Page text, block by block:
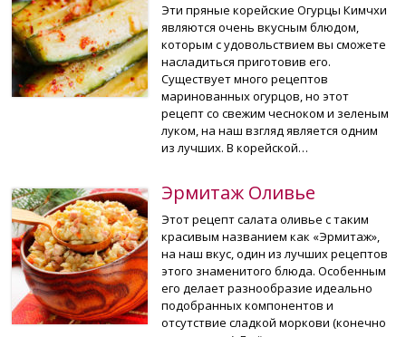
Эти пряные корейские Огурцы Кимчхи
являются очень вкусным блюдом,
которым с удовольствием вы сможете
насладиться приготовив его.
Существует много рецептов
маринованных огурцов, но этот
рецепт со свежим чесноком и зеленым
луком, на наш взгляд является одним
из лучших. В корейской…
Эрмитаж Оливье
Этот рецепт салата оливье с таким
красивым названием как «Эрмитаж»,
на наш вкус, один из лучших рецептов
этого знаменитого блюда. Особенным
его делает разнообразие идеально
подобранных компонентов и
отсутствие сладкой моркови (конечно